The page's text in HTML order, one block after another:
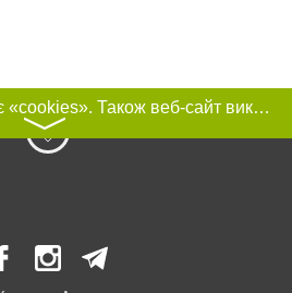
Цей сайт використовує «cookies». Також веб-сайт використовує інтернет-сервіс для збору технічних даних стосовно відвідувачів з метою отримання маркетингової та статистичної інформації. Умови обробки даних відвідувачів сайту див.
〉